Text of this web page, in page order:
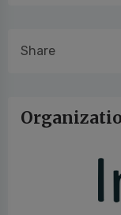
Share